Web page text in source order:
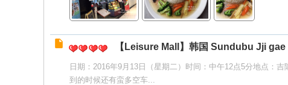
【Leisure Mall】韩国 Sundubu Jji gae
日期：2016年9月13日（星期二）时间：中午12点5分地点：
到的时候还有蛮多空车...